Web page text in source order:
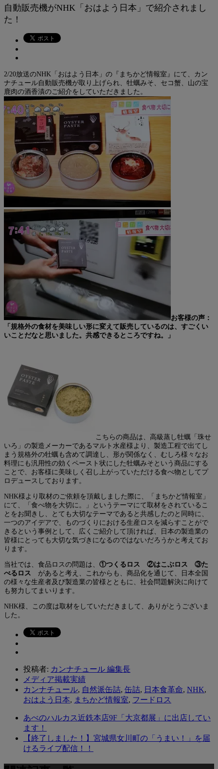
自動販売機がNHK「おはよう日本」で紹介されまし
た！
2/20放送のNHK「おはよう日本」の『まちかど情報室』にて、カン
ナチュール自動販売機が取り上げられ、牡蠣みそ、セコ蟹、山の宝
鹿肉の酒香漬のご紹介をしていただきました。
お客様の声：
「規格外の食材を美味しい形に変えて販売しているのは、すごくい
いことだなと思いました。共感できるところですね。」
こちらの商品は、高級蒸し牡蠣「珠せ
いろ」の製造メーカーであるマルト水産様より、製造工程で出てし
まう規格外の牡蠣も含めて調達し、形が関係なく、むしろ様々なお
料理にも汎用性の効くペースト状にした牡蠣みそという商品にする
ことで、お客様に美味しく召し上がっていただける食べ物としてプ
ロデュースしております。
NHK様より取材のご依頼を頂戴しました際に、「まちかど情報室」
にて、「食べ物を大切に。」というテーマにて取材をされているこ
とをお聞きし、とても大切なテーマであると共感したのと同時に、
一つのアイデアで、ものづくりにおける生産ロスを減らすことがで
きるという事例として、広くご紹介して頂ければ、日本の製造業の
皆様にとっても大切な気づきになるのではないだろうかと考えてお
ります。
当社では、食品ロスの問題は、 ①つくるロス ②はこぶロス ③た
べるロス があると考え、これからも、商品化を通じて、日本全国
の様々な生産者及び製造業の皆様とともに、社会問題解決に向けて
も努力してまいります。
NHK様、この度は取材をしていただきまして、ありがとうございま
した。
投稿者: カンナチュール 編集長
メディア掲載実績
カンナチュール, 自然派缶詰, 缶詰, 日本食革命, NHK,
おはよう日本, まちかど情報室, フードロス
あべのハルカス近鉄本店9F「大京都展」に出店してい
ます！
【終了しました！】宮城県女川町の「うまい！」を届
けるライブ配信！！